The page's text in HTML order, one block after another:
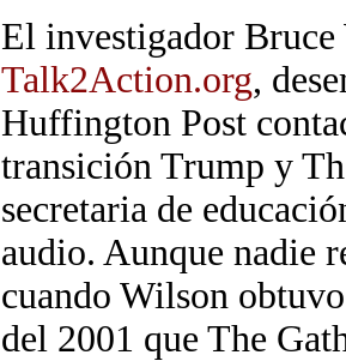
El investigador
Talk2Action.org,
Huffington Post
transición Trump y
secretaria de
audio. Aunque nadie
cuando Wilson
del 2001 que The